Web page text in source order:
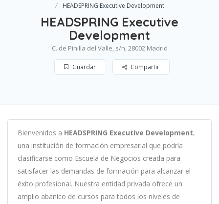
HEADSPRING Executive Development
HEADSPRING Executive
Development
C. de Pinilla del Valle, s/n, 28002 Madrid
Guardar Compartir
Bienvenidos a HEADSPRING Executive Development,
una institución de formación empresarial que podría
clasificarse como Escuela de Negocios creada para
satisfacer las demandas de formación para alcanzar el
éxito profesional. Nuestra entidad privada ofrece un
amplio abanico de cursos para todos los niveles de